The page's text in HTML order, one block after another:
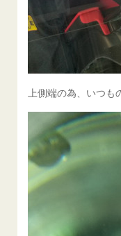
上側端の為、いつも